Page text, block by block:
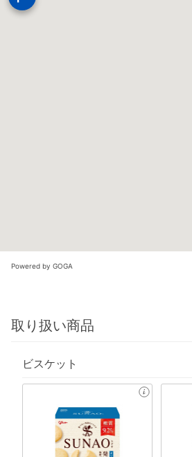
Powered by GOGA
取り扱い商品
ビスケット